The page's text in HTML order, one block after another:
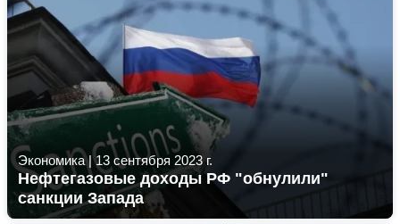
Экономика|13 сентября 2023 г.
Нефтегазовые доходы РФ "обнулили"
санкции Запада